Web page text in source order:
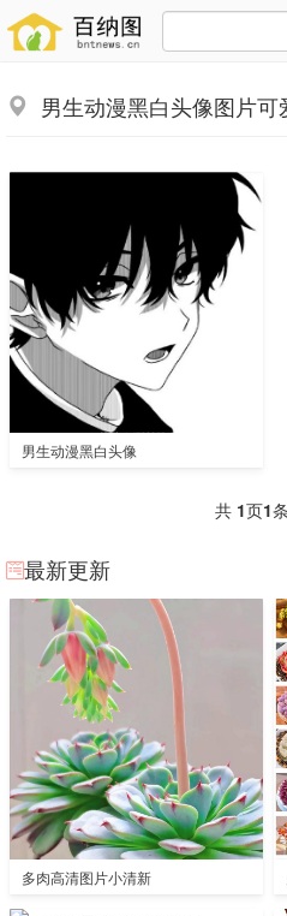
男生动漫黑白头像图片可
男生动漫黑白头像
共 1页1
最新更新
多肉高清图片小清新